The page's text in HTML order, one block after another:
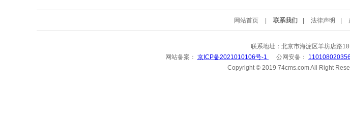
网站首页 联系我们 法律声明
联系地址：北京市海淀区羊坊店路
网站备案： 京ICP备2021010106号-1 公网安备：
Copyright © 2019 74cms.com All Right